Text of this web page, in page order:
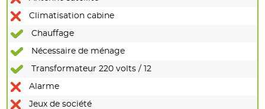
Climatisation cabine
Chauffage
Nécessaire de ménage
Transformateur 220 volts / 12
Alarme
Jeux de société